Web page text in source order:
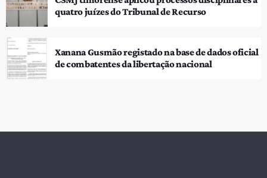
quatro juízes do Tribunal de Recurso
Xanana Gusmão registado na base de dados oficial
de combatentes da libertação nacional